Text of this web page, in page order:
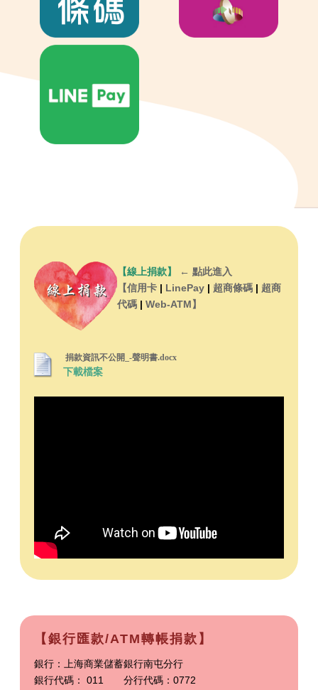
【線上捐款】 ← 點此進入
【信用卡 | LinePay | 超商條碼 | 超商
代碼 | Web-ATM】
捐款資訊不公開_-聲明書.docx
下載檔案
【銀行匯款/ATM轉帳捐款】
銀行：上海商業儲蓄銀行南屯分行
銀行代碼： 011 分行代碼：0772